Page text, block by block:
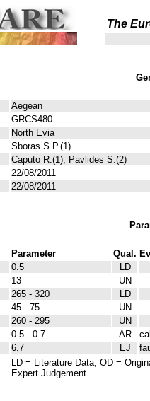
The
Aegean
GRCS480
North Evia
Sboras S.P.(1)
Caputo R.(1), Pavlides S.(2)
22/08/2011
22/08/2011
Parameter Qual.
0.5
LD
13
UN
265 - 320
LD
45 - 75
UN
260 - 295
UN
0.5 - 0.7 AR
6.7 EJ
LD = Literature Data; OD =
Expert Judgement